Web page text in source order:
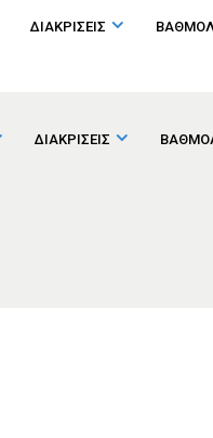
ΔΙΑΚΡΙΣΕΙΣ
ΔΙΑΚΡΙΣΕΙΣ